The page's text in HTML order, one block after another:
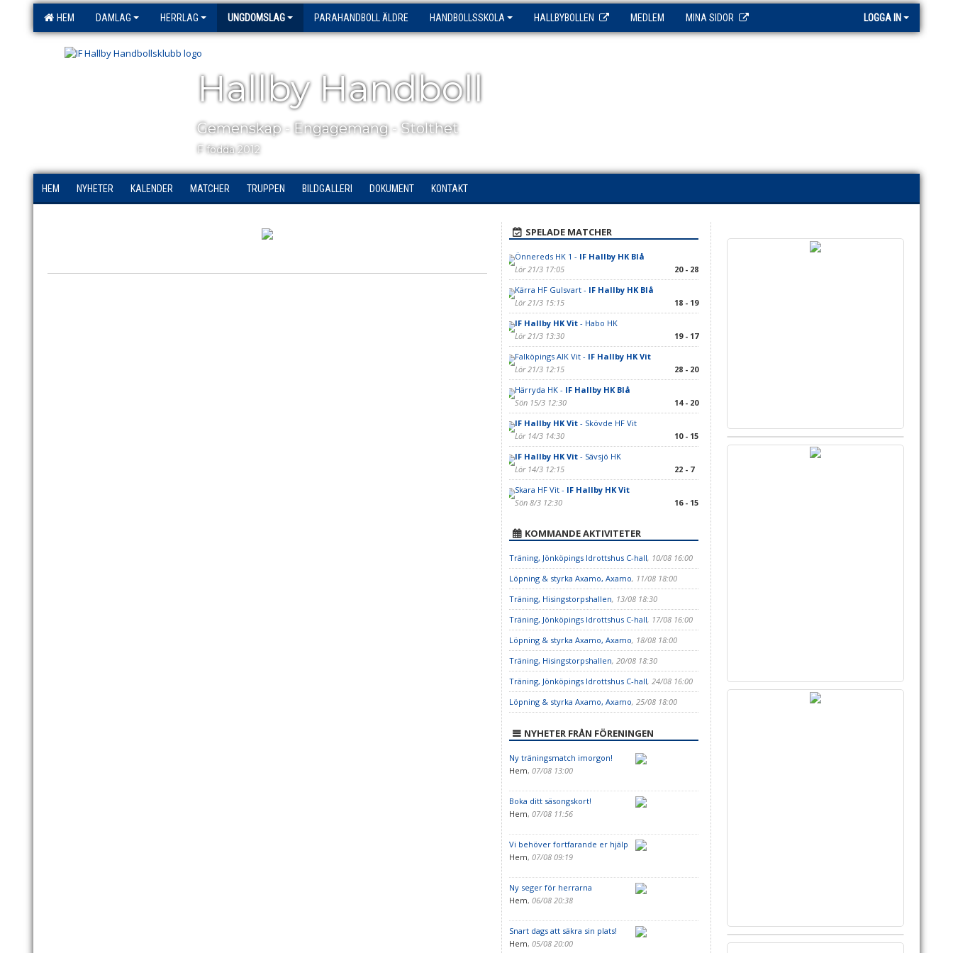
HEM DAMLAG HERRLAG UNGDOMSLAG PARAHANDBOLL ÄLDRE HANDBOLLSSKOLA HALLBYBOLLEN MEDLEM MINA SIDOR LOGGA IN
Hallby Handboll
Gemenskap - Engagemang - Stolthet
F födda 2012
HEM NYHETER KALENDER MATCHER TRUPPEN BILDGALLERI DOKUMENT KONTAKT
SPELADE MATCHER
Önnereds HK 1 - IF Hallby HK Blå
Lör 21/3 17:05
20 - 28
Kärra HF Gulsvart - IF Hallby HK Blå
Lör 21/3 15:15
18 - 19
IF Hallby HK Vit- Habo HK
Lör 21/3 13:30
19 - 17
Falköpings AIK Vit - IF Hallby HK Vit
Lör 21/3 12:15
28 - 20
Härryda HK - IF Hallby HK Blå
Sön 15/3 12:30
14 - 20
IF Hallby HK Vit- Skövde HF Vit
Lör 14/3 14:30
10 - 15
IF Hallby HK Vit- Sävsjö HK
Lör 14/3 12:15
22 - 7
Skara HF Vit - IF Hallby HK Vit
Sön 8/3 12:30
16 - 15
KOMMANDE AKTIVITETER
Träning, Jönköpings Idrottshus C-hall, 10/08 16:00
Löpning & styrka Axamo, Axamo, 11/08 18:00
Träning, Hisingstorpshallen, 13/08 18:30
Träning, Jönköpings Idrottshus C-hall, 17/08 16:00
Löpning & styrka Axamo, Axamo, 18/08 18:00
Träning, Hisingstorpshallen, 20/08 18:30
Träning, Jönköpings Idrottshus C-hall, 24/08 16:00
Löpning & styrka Axamo, Axamo, 25/08 18:00
NYHETER FRÅN FÖRENINGEN
Ny träningsmatch imorgon!
Hem, 07/08 13:00
Boka ditt säsongskort!
Hem, 07/08 11:56
Vi behöver fortfarande er hjälp
Hem, 07/08 09:19
Ny seger för herrarna
Hem, 06/08 20:38
Snart dags att säkra sin plats!
Hem, 05/08 20:00